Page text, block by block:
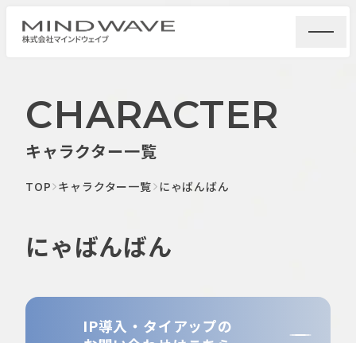
CHARACTER
キャラクター一覧
TOP キャラクター一覧 にゃばんばん
にゃばんばん
IP導入・タイアップの